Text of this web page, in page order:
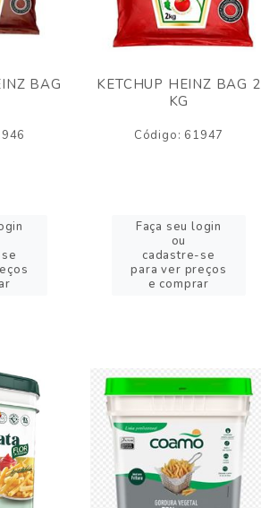
BAG
KETCHUP HEINZ BAG 2
KG
Código: 61947
Faça seu login
ou
cadastre-se
para ver preços
e comprar